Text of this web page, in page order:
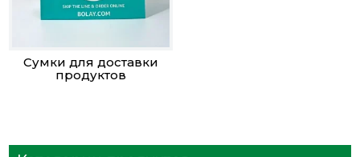
Сумки для доставки
продуктов